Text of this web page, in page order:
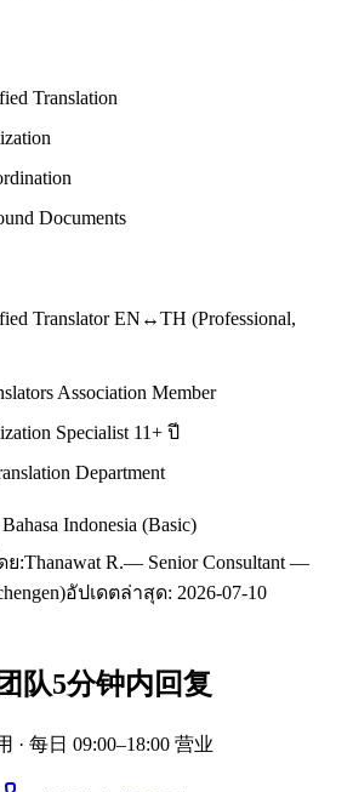
Translation
Documents
Translator EN↔TH (Professional,
Association Member
Specialist 11+ ปี
Department
Indonesia (Basic)
ย:Thanawat R.— Senior Consultant —
อัปเดตล่าสุด: 2026-07-10
队5分钟内回复
· 每日 09:00–18:00 营业